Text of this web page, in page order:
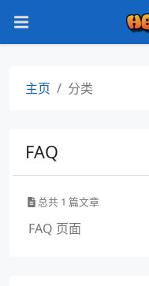
主页 分类
FAQ
总共 1 篇文章
FAQ 页面